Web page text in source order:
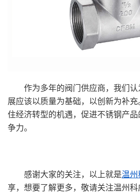
作为多年的阀门供应商，我们
展应该以质量为基础，以创新为补
住经济转型的机遇，促进不锈钢产
争力。
感谢大家的关注，以上就是温州
享，想要了解更多，敬请关注温州科